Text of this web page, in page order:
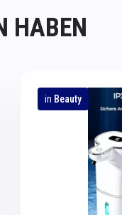
HABEN
in Beauty